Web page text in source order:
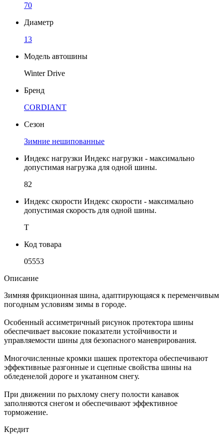
70
Диаметр
13
Модель автошины
Winter Drive
Бренд
CORDIANT
Сезон
Зимние нешипованные
Индекс нагрузки Индекс нагрузки - максимально
допустимая нагрузка для одной шины.
82
Индекс скорости Индекс скорости - максимально
допустимая скорость для одной шины.
T
Код товара
05553
Описание
Зимняя фрикционная шина, адаптирующаяся к переменчивым
погодным условиям зимы в городе.
Особенный ассиметричный рисунок протектора шины
обеспечивает высокие показатели устойчивости и
управляемости шины для безопасного маневрирования.
Многочисленные кромки шашек протектора обеспечивают
эффективные разгонные и сцепные свойства шины на
обледенелой дороге и укатанном снегу.
При движении по рыхлому снегу полости канавок
заполняются снегом и обеспечивают эффективное
торможение.
Кредит